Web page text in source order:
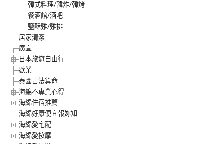
韓式料理/韓炸/韓烤
餐酒館/酒吧
鹽酥雞/雞排
居家清潔
廣宣
日本旅遊自由行
歇業
泰國古法算命
海綿不專業心得
海綿住宿推薦
海綿好康便宜報妳知
海綿愛宅配
海綿愛按摩